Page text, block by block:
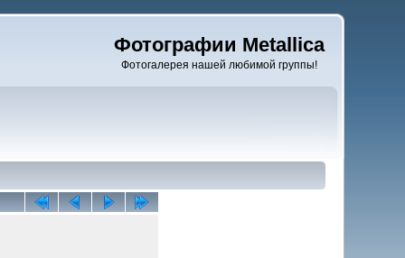
Фотографии Metallica
Фотогалерея нашей любимой группы!